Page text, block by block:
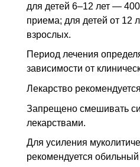
для детей 6–12 лет —
приема; для детей от 12
взрослых.
Период лечения
зависимости от
Лекарство
Запрещено смешивать
лекарствами.
Для усиления
рекомендуется